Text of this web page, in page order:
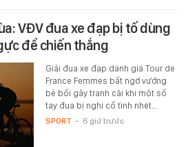
VĐV đua xe đạp bị tố dùng
để chiến thắng
Giải đua xe đạp danh giá Tour de
France Femmes bất ngờ vướng
bê bối gây tranh cãi khi một số
tay đua bị nghi cố tình nhét…
SPORT - 6 giờ trước